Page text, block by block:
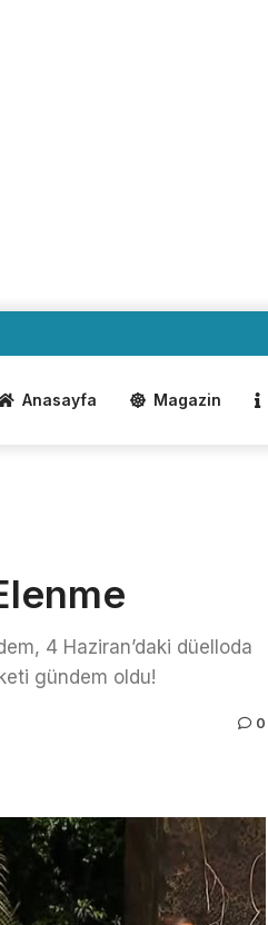
Anasayfa Magazin
4 Haziran’daki düelloda
gündem oldu!
0